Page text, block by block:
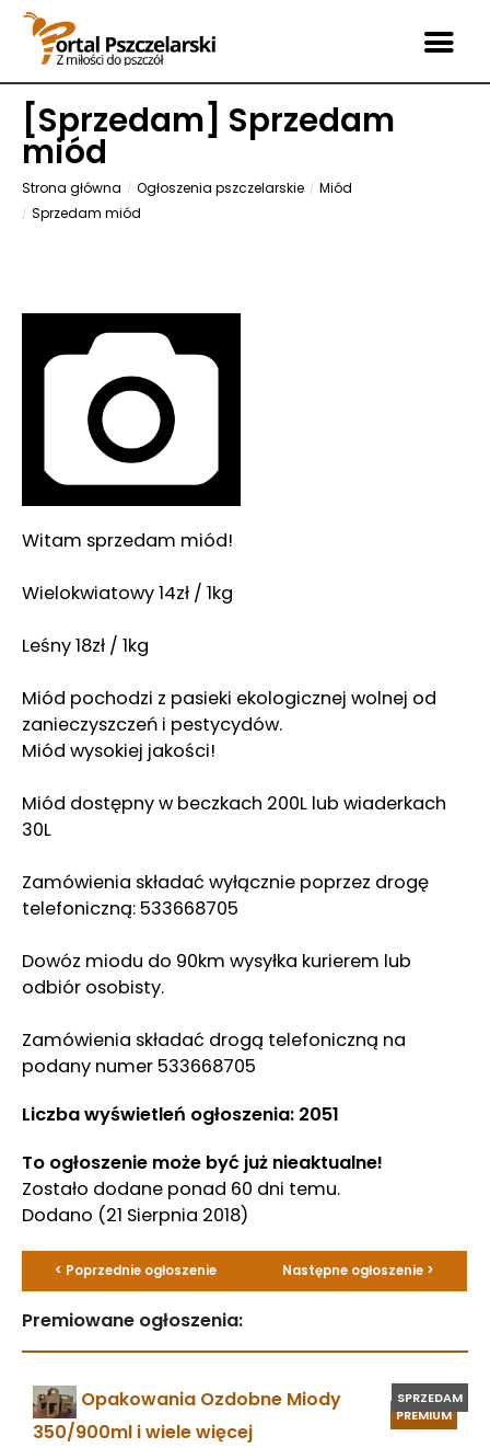
[Sprzedam] Sprzedam
miód
Strona główna Ogłoszenia pszczelarskie
Miód
Sprzedam miód
Witam sprzedam miód!
Wielokwiatowy 14zł / 1kg
Leśny 18zł / 1kg
Miód pochodzi z pasieki ekologicznej wolnej od
zanieczyszczeń i pestycydów.
Miód wysokiej jakości!
Miód dostępny w beczkach 200L lub wiaderkach
30L
Zamówienia składać wyłącznie poprzez drogę
telefoniczną: 533668705
Dowóz miodu do 90km wysyłka kurierem lub
odbiór osobisty.
Zamówienia składać drogą telefoniczną na
podany numer 533668705
Liczba wyświetleń ogłoszenia: 2051
To ogłoszenie może być już nieaktualne!
Zostało dodane ponad 60 dni temu.
Dodano (21 Sierpnia 2018)
< Poprzednie ogłoszenie Następne ogłoszenie >
Premiowane ogłoszenia:
PREMIUM
SPRZEDAM
Opakowania Ozdobne Miody
350/900ml i wiele więcej